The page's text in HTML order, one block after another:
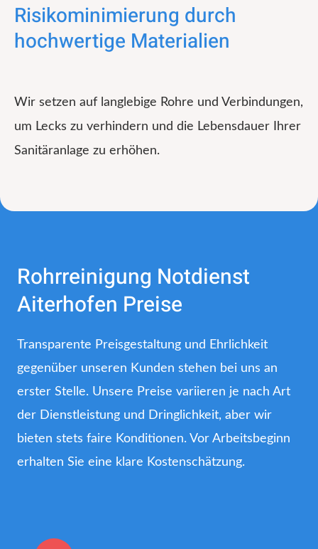
Risikominimierung durch
hochwertige Materialien
Wir setzen auf langlebige Rohre und Verbindungen,
um Lecks zu verhindern und die Lebensdauer Ihrer
Sanitäranlage zu erhöhen.
Rohrreinigung Notdienst
Aiterhofen Preise
Transparente Preisgestaltung und Ehrlichkeit
gegenüber unseren Kunden stehen bei uns an
erster Stelle. Unsere Preise variieren je nach Art
der Dienstleistung und Dringlichkeit, aber wir
bieten stets faire Konditionen. Vor Arbeitsbeginn
erhalten Sie eine klare Kostenschätzung.